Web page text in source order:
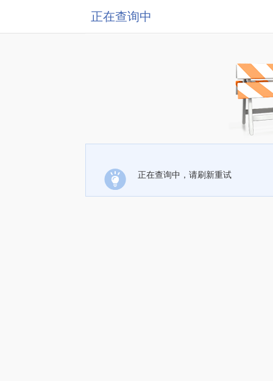
正在查询中
正在查询中，请刷新重试